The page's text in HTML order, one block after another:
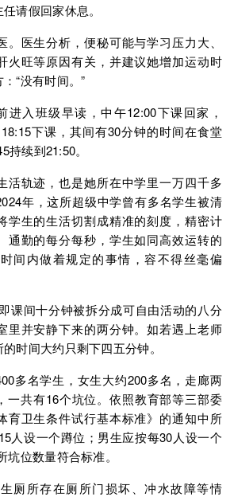
请假回家休息。
医生分析，便秘可能与学习压力大、
火旺等原因有关，并建议她增加运动时
“没有时间。”
进入班级早读，中午12:00下课回家，
下课，其间有30分钟的时间在食堂
续到21:50。
活轨迹，也是她所在中学里一万四千多
年，这所超级中学曾有多名学生被清
学生的生活切割成精准的刻度，精密计
通勤的每分每秒，学生如同高效运转的
间内做着规定的事情，容不得丝毫偏
课间十分钟被拆分成可自由活动的八分
里并安静下来的两分钟。如若遇上老师
时间大约只剩下四五分钟。
多名学生，女生大约200多名，走廊两
一共有16个坑位。依照教育部等三部委
育卫生条件试行基本标准》的通知中所
人设一个蹲位；男生应按每30人设一个
位数量符合标准。
厕所存在厕所门损坏、冲水故障等情